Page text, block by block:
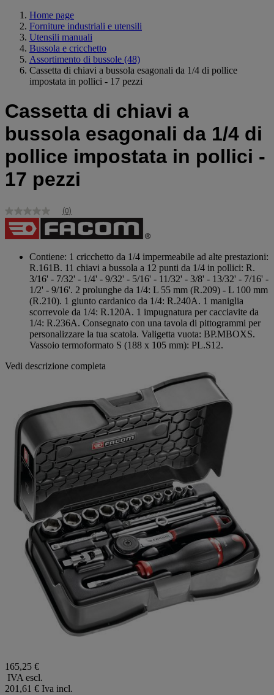
Home page
Forniture industriali e utensili
Utensili manuali
Bussola e cricchetto
Assortimento di bussole (48)
Cassetta di chiavi a bussola esagonali da 1/4 di pollice
impostata in pollici - 17 pezzi
Cassetta di chiavi a
bussola esagonali da 1/4 di
pollice impostata in pollici -
17 pezzi
Nessuna
valutazione
Stesso
pagina.
(0)
Contiene: 1 cricchetto da 1/4 impermeabile ad alte prestazioni:
R.161B. 11 chiavi a bussola a 12 punti da 1/4 in pollici: R.
3/16' - 7/32' - 1/4' - 9/32' - 5/16' - 11/32' - 3/8' - 13/32' - 7/16' -
1/2' - 9/16'. 2 prolunghe da 1/4: L 55 mm (R.209) - L 100 mm
(R.210). 1 giunto cardanico da 1/4: R.240A. 1 maniglia
scorrevole da 1/4: R.120A. 1 impugnatura per cacciavite da
1/4: R.236A. Consegnato con una tavola di pittogrammi per
personalizzare la tua scatola. Valigetta vuota: BP.MBOXS.
Vassoio termoformato S (188 x 105 mm): PL.S12.
Vedi descrizione completa
165,25 €
IVA escl.
201,61 € Iva incl.